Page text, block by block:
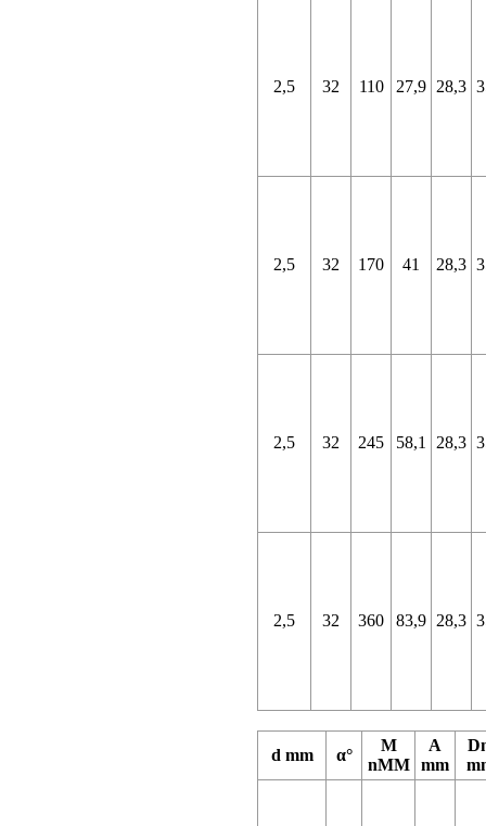
2,5 32 110 27,9 28,3
2,5 32 170 41 28,3
2,5 32 245 58,1 28,3
2,5 32 360 83,9 28,3
d mm α°
M
nMM
A
mm